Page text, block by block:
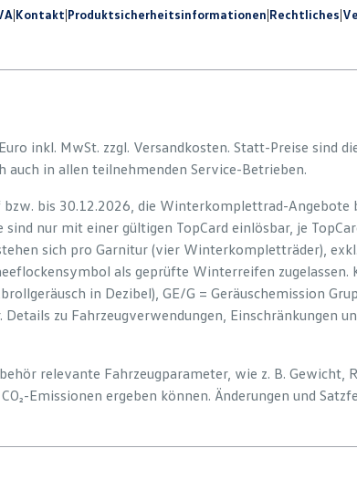
|Kontakt|Produkt­sicherheits­informationen|Rechtliches|
inkl. MwSt. zzgl. Versandkosten. Statt-Preise sind
in allen teilnehmenden Service-Betrieben.
bis 30.12.2026, die Winterkomplettrad-
nur mit einer gültigen TopCard einlösbar, je
sich pro Garnitur (vier Winterkompletträder),
als geprüfte Winterreifen
in Dezibel), GE/G = Geräuschemission
zu Fahrzeugverwendungen, Einschränkungen
relevante Fahrzeugparameter, wie z. B.
Emissionen ergeben können. Änderungen und